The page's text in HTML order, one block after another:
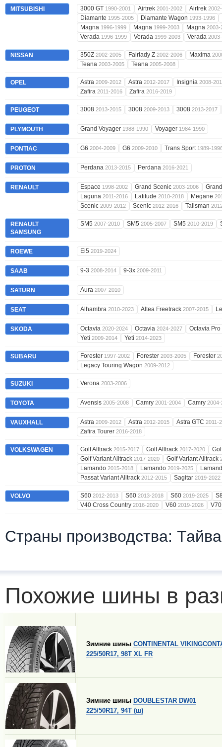
MITSUBISHI 3000 GT 1990-2001 Airtrek 2001-2002 Airtrek
Diamante 1995-2005 Diamante Wagon 1993-1996
Magna 1996-1999 Magna 1999-2003 Magna 2003-
Verada 1996-1999 Verada 1999-2003 Verada
NISSAN 350Z 2002-2005 Fairlady Z 2002-2006 Maxima
Teana 2003-2005 Teana 2005-2008
OPEL Astra 2009-2012 Astra 2012-2017 Insignia 2008-
Zafira 2011-2016 Zafira 2016-2019
PEUGEOT 3008 2013-2015 3008 2009-2013 3008 2013-2017
PLYMOUTH Grand Voyager 1988-1990 Voyager 1984-1990
PONTIAC G6 2004-2009 G6 2009-2010 Trans Sport 1989-
PROTON Perdana 2013-2015 Perdana 2016-2021
RENAULT Espace 1998-2002 Grand Scenic 2003-2006
Laguna 2011-2016 Latitude 2010-2018 Megane
Scenic 2009-2012 Scenic 2012-2016 Talisman
RENAULT
SAMSUNG
SM5 2007-2010 SM5 2005-2007 SM5 2010-2019
ROEWE Ei5 2019-2024
SAAB 9-3 2008-2014 9-3x 2009-2011
SATURN Aura 2007-2010
SEAT Alhambra 2010-2023 Altea Freetrack 2007-2015
SKODA Octavia 2020-2024 Octavia 2024-2027
Octavia Pro
Yeti 2009-2014 Yeti 2014-2023
SUBARU Forester 1997-2002 Forester 2003-2005 Forester
Legacy Touring Wagon 2009-2012
SUZUKI Verona 2003-2006
TOYOTA Avensis 2005-2008 Camry 2001-2004 Camry 2004-
VAUXHALL Astra 2009-2012 Astra 2012-2015 Astra GTC 2011-
Zafira Tourer 2016-2018
VOLKSWAGEN Golf Alltrack 2015-2017 Golf Alltrack 2017-2020
Golf Variant Alltrack 2017-2020 Golf Variant Alltrack
Lamando 2015-2018 Lamando 2019-2025
Passat Variant Alltrack 2012-2015 Sagitar 2019-2022
VOLVO S60 2012-2013 S60 2013-2018 S60 2019-2025
V40 Cross Country 2016-2020 V60 2019-2026
Страны производства:
Похожие шины в
Зимние шины CONTINENTAL
225/50R17, 98T XL FR
Зимние шины DOUBLESTAR DW01
225/50R17, 94T (ш)